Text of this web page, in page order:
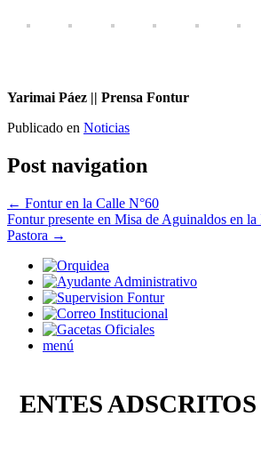
Yarimai Páez || Prensa Fontur
Publicado en Noticias
Post navigation
← Fontur en la Calle N°60
Fontur presente en Misa de Aguinaldos en
Pastora →
menú
ENTES ADSCRITOS